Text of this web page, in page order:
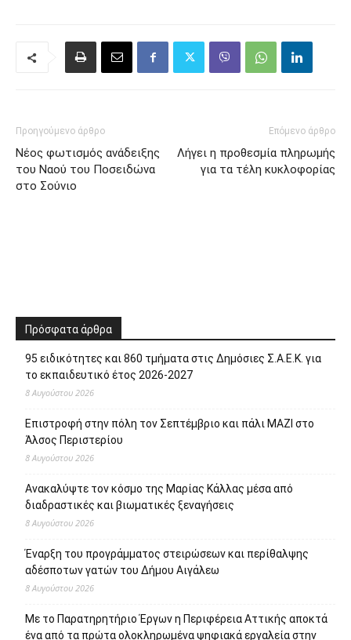
Προηγούμενο άρθρο
Νέος φωτισμός ανάδειξης
του Ναού του Ποσειδώνα
στο Σούνιο
Επόμενο άρθρο
Λήγει η προθεσμία πληρωμής
για τα τέλη κυκλοφορίας
Πρόσφατα άρθρα
95 ειδικότητες και 860 τμήματα στις Δημόσιες Σ.Α.Ε.Κ. για
το εκπαιδευτικό έτος 2026-2027
8 Αυγούστου 2026
Επιστροφή στην πόλη τον Σεπτέμβριο και πάλι ΜΑΖΙ στο
Άλσος Περιστερίου
8 Αυγούστου 2026
Ανακαλύψτε τον κόσμο της Μαρίας Κάλλας μέσα από
διαδραστικές και βιωματικές ξεναγήσεις
8 Αυγούστου 2026
Έναρξη του προγράμματος στειρώσεων και περίθαλψης
αδέσποτων γατών του Δήμου Αιγάλεω
8 Αυγούστου 2026
Με το Παρατηρητήριο Έργων η Περιφέρεια Αττικής αποκτά
ένα από τα πρώτα ολοκληρωμένα ψηφιακά εργαλεία στην